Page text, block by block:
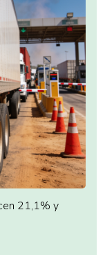
21,1% y